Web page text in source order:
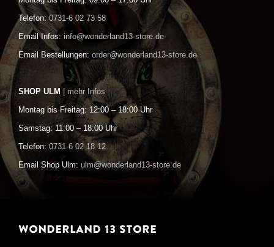
Telefon: 0731-6 02 73 58
Email Infos: info@wonderland13-store.de
Email Bestellungen: order@wonderland13-store.de
SHOP ULM | mehr Infos
Montag bis Freitag: 12:00 – 18:00 Uhr
Samstag: 11:00 – 18:00 Uhr
Telefon: 0731-6 02 18 12
Email Shop Ulm: ulm@wonderland13-store.de
WONDERLAND 13 STORE